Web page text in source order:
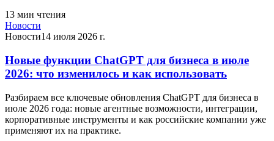
13 мин чтения
Новости
Новости14 июля 2026 г.
Новые функции ChatGPT для бизнеса в июле
2026: что изменилось и как использовать
Разбираем все ключевые обновления ChatGPT для бизнеса в
июле 2026 года: новые агентные возможности, интеграции,
корпоративные инструменты и как российские компании уже
применяют их на практике.